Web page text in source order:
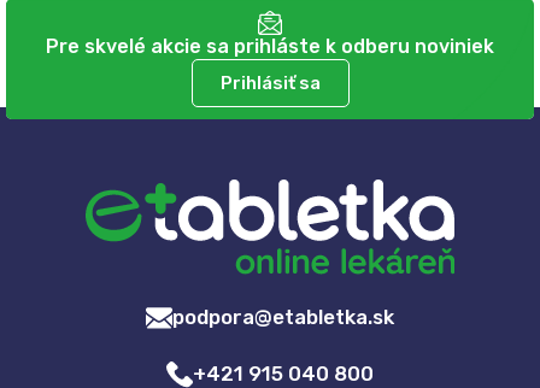
Pre skvelé akcie sa prihláste k odberu noviniek
Prihlásiť sa
podpora@etabletka.sk
+421 915 040 800